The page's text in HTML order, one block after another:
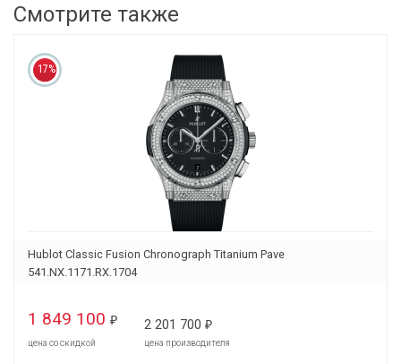
Смотрите также
17%
Hublot Classic Fusion Chronograph Titanium Pave
541.NX.1171.RX.1704
1 849 100 ₽
цена со скидкой
2 201 700 ₽
цена производителя